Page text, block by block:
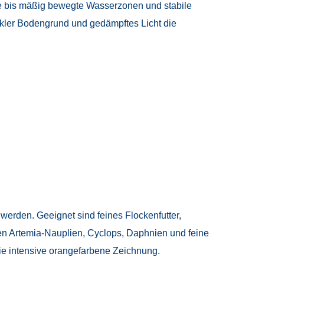
mäßig bewegte Wasserzonen und stabile
Bodengrund und gedämpftes Licht die
Geeignet sind feines Flockenfutter,
Artemia-Nauplien, Cyclops, Daphnien und feine
intensive orangefarbene Zeichnung.